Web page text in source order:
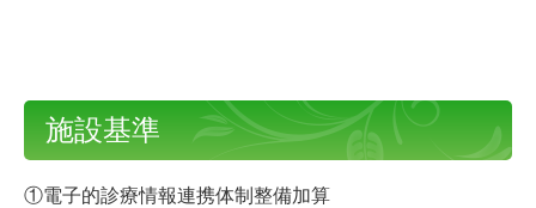
施設基準
①電子的診療情報連携体制整備加算